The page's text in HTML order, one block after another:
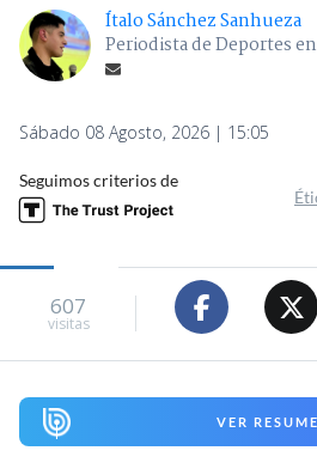
Ítalo Sánchez Sanhueza
Periodista de Deportes
Sábado 08 Agosto, 2026 | 15:05
Seguimos criterios de
607
visitas
VER